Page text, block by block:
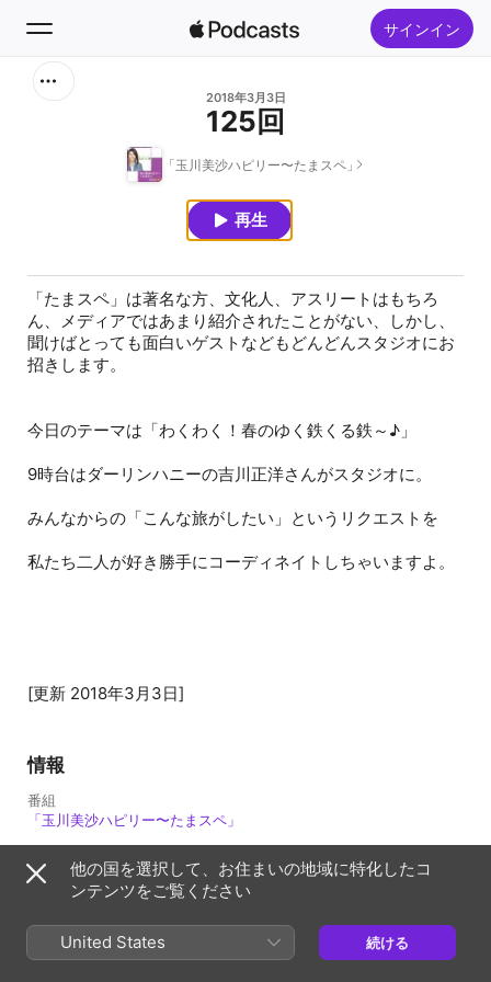
サインイン
2018年3月3日
125回
「玉川美沙ハピリー〜たまスペ」
再生
「たまスペ」は著名な方、文化人、アスリートはもちろ
ん、メディアではあまり紹介されたことがない、しかし、
聞けばとっても面白いゲストなどもどんどんスタジオにお
招きします。
今日のテーマは「わくわく！春のゆく鉄くる鉄～♪」
9時台はダーリンハニーの吉川正洋さんがスタジオに。
みんなからの「こんな旅がしたい」というリクエストを
私たち二人が好き勝手にコーディネイトしちゃいますよ。
[更新 2018年3月3日]
情報
番組
「玉川美沙ハピリー〜たまスペ」
2018年3月3日 4:27 UTC
English (US)
他の国を選択して、お住まいの地域に特化したコ
ンテンツをご覧ください
United States 続ける